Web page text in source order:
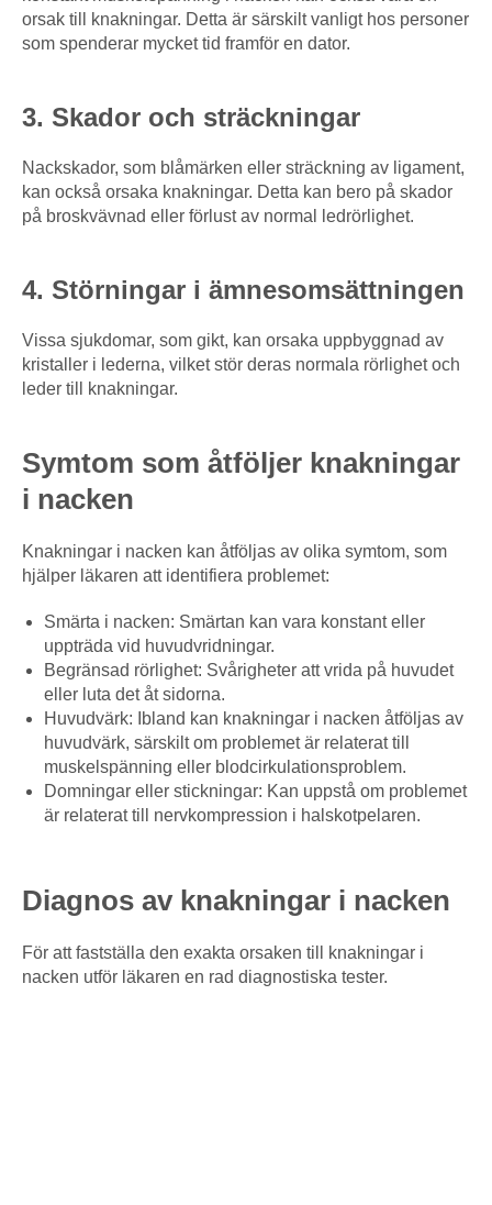
orsak till knakningar. Detta är särskilt vanligt hos personer
som spenderar mycket tid framför en dator.
3. Skador och sträckningar
Nackskador, som blåmärken eller sträckning av ligament,
kan också orsaka knakningar. Detta kan bero på skador
på broskvävnad eller förlust av normal ledrörlighet.
4. Störningar i ämnesomsättningen
Vissa sjukdomar, som gikt, kan orsaka uppbyggnad av
kristaller i lederna, vilket stör deras normala rörlighet och
leder till knakningar.
Symtom som åtföljer knakningar
i nacken
Knakningar i nacken kan åtföljas av olika symtom, som
hjälper läkaren att identifiera problemet:
Smärta i nacken: Smärtan kan vara konstant eller
uppträda vid huvudvridningar.
Begränsad rörlighet: Svårigheter att vrida på huvudet
eller luta det åt sidorna.
Huvudvärk: Ibland kan knakningar i nacken åtföljas av
huvudvärk, särskilt om problemet är relaterat till
muskelspänning eller blodcirkulationsproblem.
Domningar eller stickningar: Kan uppstå om problemet
är relaterat till nervkompression i halskotpelaren.
Diagnos av knakningar i nacken
För att fastställa den exakta orsaken till knakningar i
nacken utför läkaren en rad diagnostiska tester.